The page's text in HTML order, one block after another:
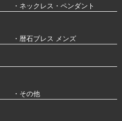
・ネックレス・ペンダント
・暦石ブレス メンズ
・その他